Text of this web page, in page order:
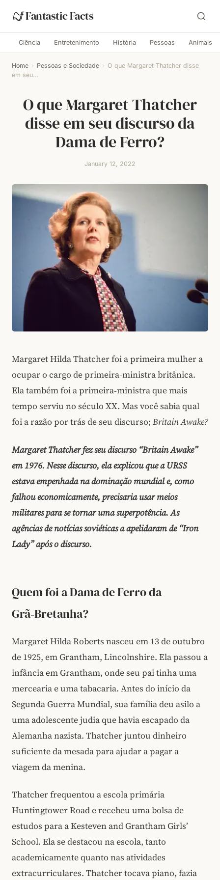
Fantastic Facts
Ciência Entretenimento História Pessoas Animais
Home › Pessoas e Sociedade › O que Margaret Thatcher disse
em seu...
O que Margaret Thatcher
disse em seu discurso da
Dama de Ferro?
January 12, 2022
Margaret Hilda Thatcher foi a primeira mulher a
ocupar o cargo de primeira‑ministra britânica.
Ela também foi a primeira‑ministra que mais
tempo serviu no século XX. Mas você sabia qual
foi a razão por trás de seu discurso; Britain Awake?
Margaret Thatcher fez seu discurso “Britain Awake”
em 1976. Nesse discurso, ela explicou que a URSS
estava empenhada na dominação mundial e, como
falhou economicamente, precisaria usar meios
militares para se tornar uma superpotência. As
agências de notícias soviéticas a apelidaram de “Iron
Lady” após o discurso.
Quem foi a Dama de Ferro da
Grã‑Bretanha?
Margaret Hilda Roberts nasceu em 13 de outubro
de 1925, em Grantham, Lincolnshire. Ela passou a
infância em Grantham, onde seu pai tinha uma
mercearia e uma tabacaria. Antes do início da
Segunda Guerra Mundial, sua família deu asilo a
uma adolescente judia que havia escapado da
Alemanha nazista. Thatcher juntou dinheiro
suficiente da mesada para ajudar a pagar a
viagem da menina.
Thatcher frequentou a escola primária
Huntingtower Road e recebeu uma bolsa de
estudos para a Kesteven and Grantham Girls’
School. Ela se destacou na escola, tanto
academicamente quanto nas atividades
extracurriculares. Thatcher tocava piano, fazia